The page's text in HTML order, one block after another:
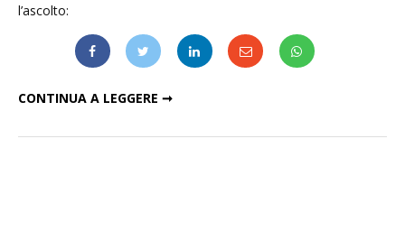
l’ascolto:
CONTINUA A LEGGERE ➞